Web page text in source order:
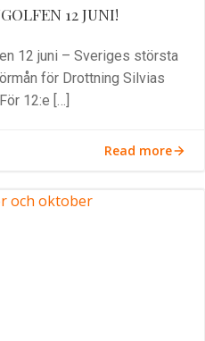
12 JUNI!
12 juni – Sveriges största
för Drottning Silvias
12:e […]
Read more